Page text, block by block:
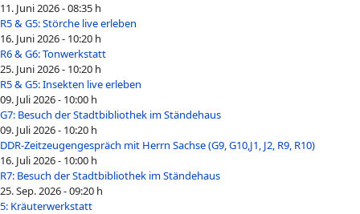
11. Juni 2026 - 08:35 h
R5 & G5: Störche live erleben
16. Juni 2026 - 10:20 h
R6 & G6: Tonwerkstatt
25. Juni 2026 - 10:20 h
R5 & G5: Insekten live erleben
09. Juli 2026 - 10:00 h
G7: Besuch der Stadtbibliothek im Ständehaus
09. Juli 2026 - 10:20 h
DDR-Zeitzeugengespräch mit Herrn Sachse (G9, G10,J1, J2, R9, R10)
16. Juli 2026 - 10:00 h
R7: Besuch der Stadtbibliothek im Ständehaus
25. Sep. 2026 - 09:20 h
5: Kräuterwerkstatt